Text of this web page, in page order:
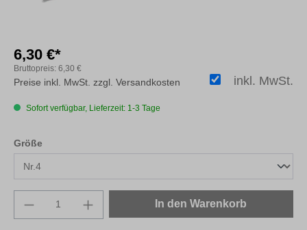
6,30 €*
Bruttopreis: 6,30 €
inkl. MwSt.
Preise inkl. MwSt. zzgl. Versandkosten
Sofort verfügbar, Lieferzeit: 1-3 Tage
Größeauswählen
Produkt Anzahl: Gib den gewünschten
In den Warenkorb